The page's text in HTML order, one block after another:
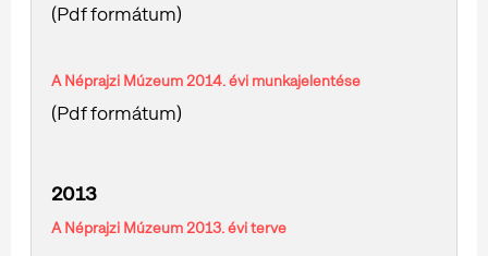
(Pdf formátum)
A Néprajzi Múzeum 2014. évi munkajelentése
(Pdf formátum)
2013
A Néprajzi Múzeum 2013. évi terve